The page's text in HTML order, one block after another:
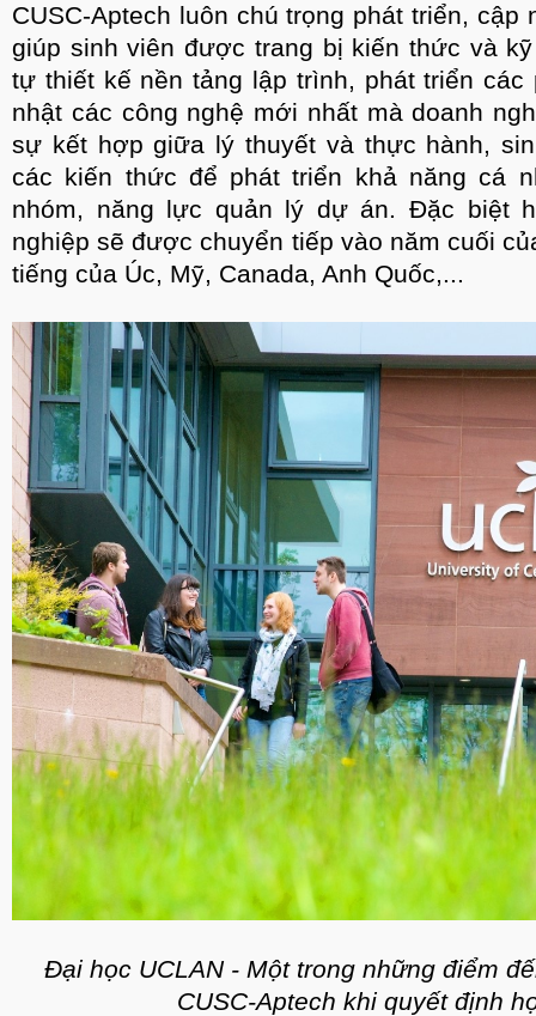
CUSC-Aptech luôn chú trọng phát triển,
giúp sinh viên được trang bị kiến thức và
tự thiết kế nền tảng lập trình, phát triển các
nhật các công nghệ mới nhất mà doanh
sự kết hợp giữa lý thuyết và thực hành,
các kiến thức để phát triển khả năng cá
nhóm, năng lực quản lý dự án. Đặc biệt
nghiệp sẽ được chuyển tiếp vào năm cuối
tiếng của Úc, Mỹ, Canada, Anh Quốc,...
Đại học UCLAN - Một trong những điểm
CUSC-Aptech khi quyết định